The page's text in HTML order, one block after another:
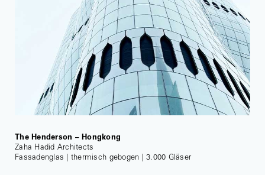
The Henderson – Hongkong
Zaha Hadid Architects
Fassadenglas | thermisch gebogen | 3.000 Gläser